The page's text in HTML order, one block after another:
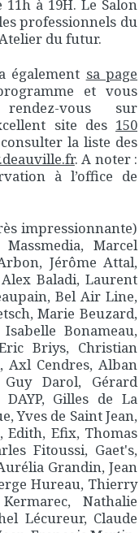
à 19H. Le Salon
professionnels du
du futur.
également sa page
et vous
vous sur
site des 150
la liste des
. A noter :
à l’office de
impressionnante)
Marcel
Jérôme Attal,
Baladi, Laurent
Bel Air Line,
Marie Beuzard,
Bonameau,
Briys, Christian
Axl Cendres, Alban
Darol, Gérard
DAYP, Gilles de La
Yves de Saint Jean,
Edith, Efix, Thomas
Fitoussi, Gaet's,
Grandin, Jean
Hureau, Thierry
Nathalie
Lécureur, Claude